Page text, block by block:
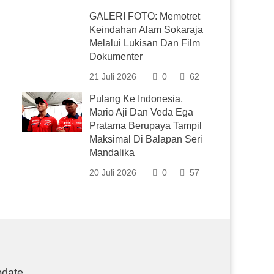
GALERI FOTO: Memotret
Keindahan Alam Sokaraja
Melalui Lukisan Dan Film
Dokumenter
21 Juli 2026 0 62
Pulang Ke Indonesia,
Mario Aji Dan Veda Ega
Pratama Berupaya Tampil
Maksimal Di Balapan Seri
Mandalika
20 Juli 2026 0 57